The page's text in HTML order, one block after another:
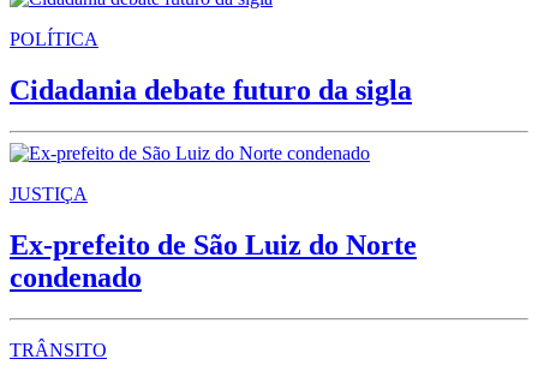
POLÍTICA
Cidadania debate futuro da sigla
JUSTIÇA
Ex-prefeito de São Luiz do Norte
condenado
TRÂNSITO